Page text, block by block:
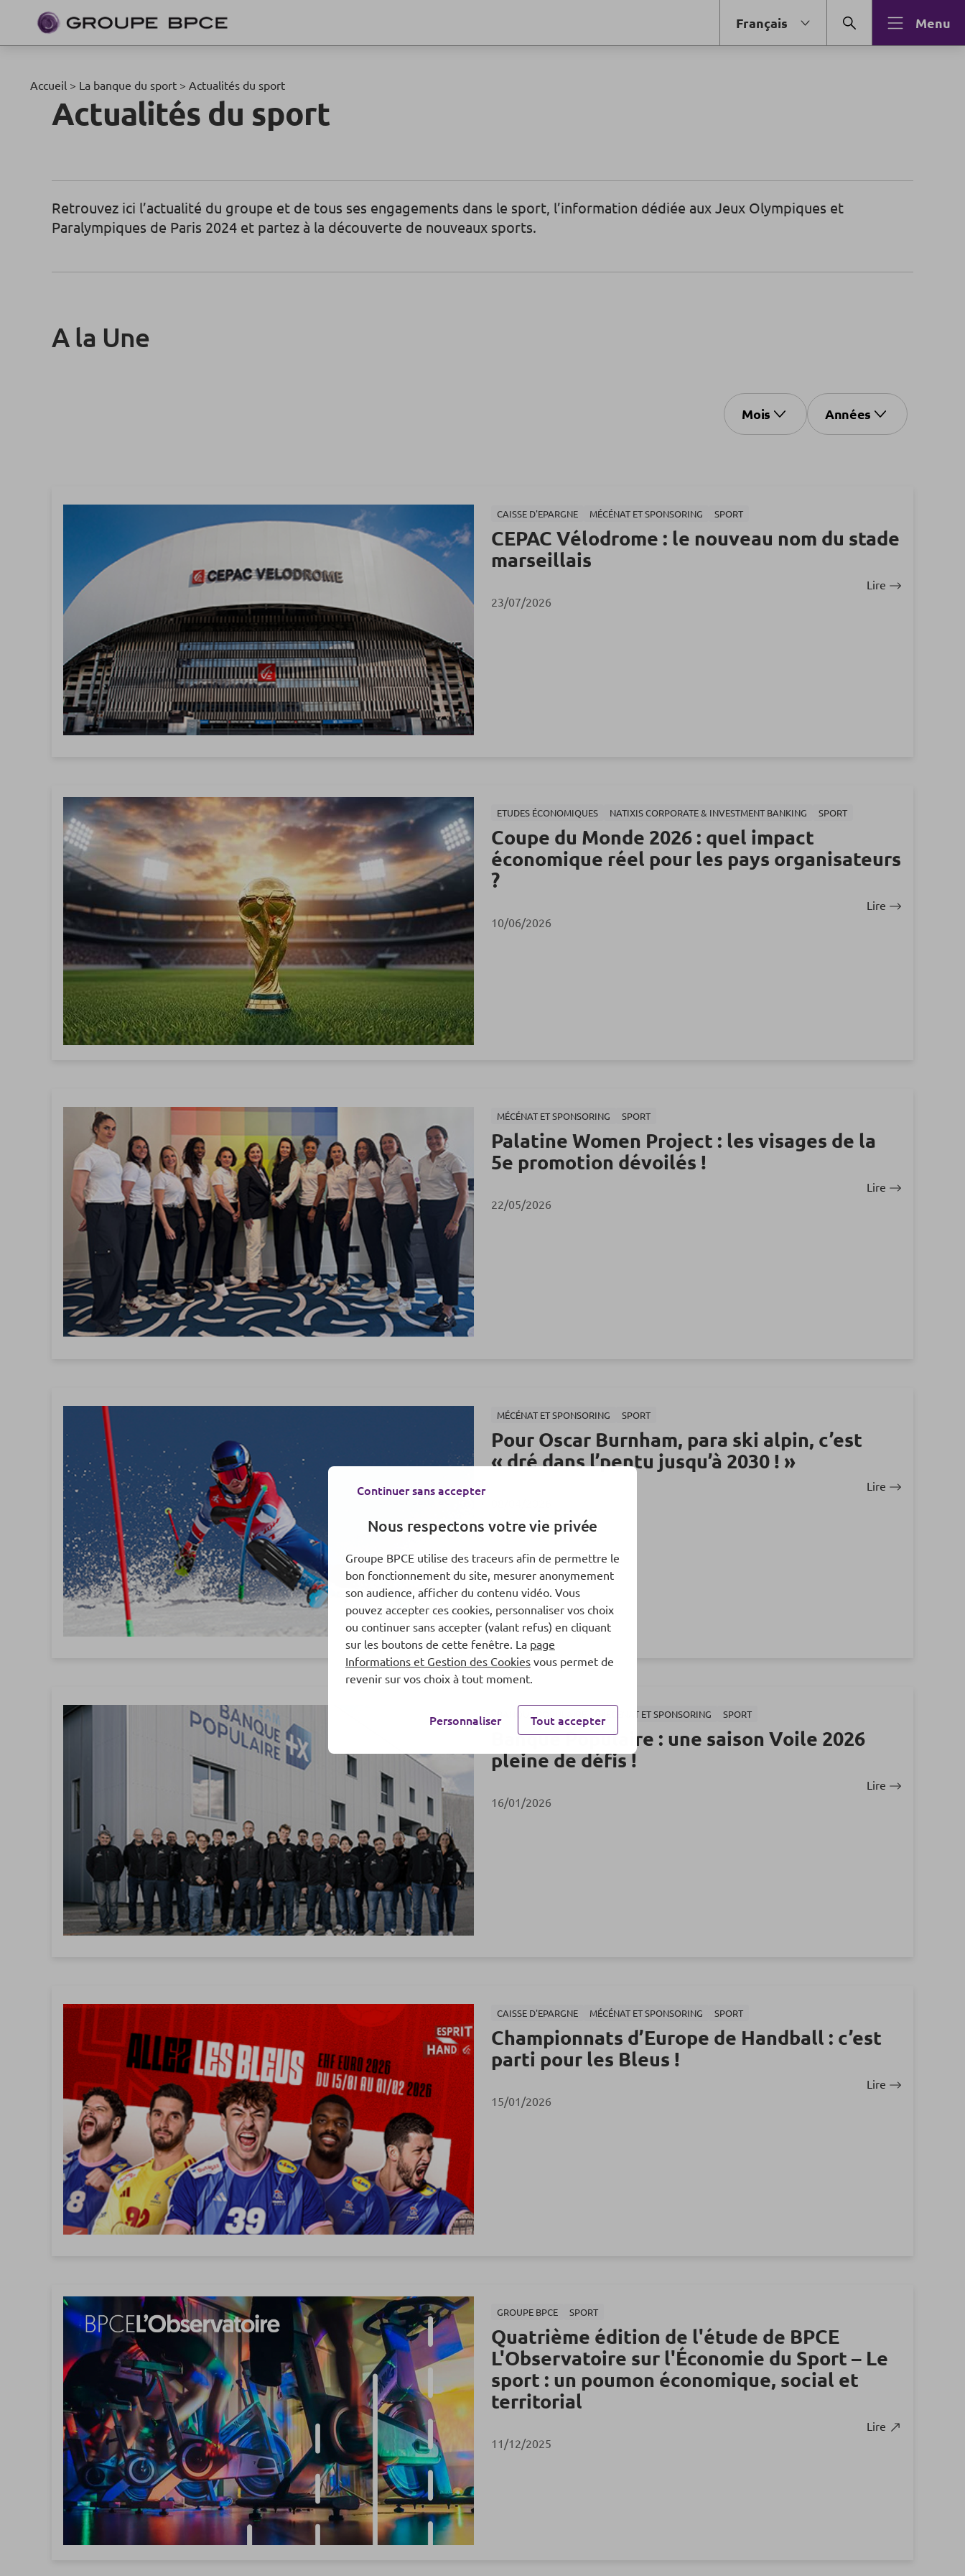
Français Menu
Accueil > La banque du sport > Actualités du sport
Actualités du sport
Retrouvez ici l’actualité du groupe et de tous ses engagements dans le sport, l’information dédiée aux Jeux Olympiques et
Paralympiques de Paris 2024 et partez à la découverte de nouveaux sports.
A la Une
Mois Années
CAISSE D'EPARGNE MÉCÉNAT ET SPONSORING SPORT
CEPAC Vélodrome : le nouveau nom du stade
marseillais
23/07/2026
Lire
ETUDES ÉCONOMIQUES NATIXIS CORPORATE & INVESTMENT BANKING SPORT
Coupe du Monde 2026 : quel impact
économique réel pour les pays organisateurs
?
10/06/2026
Lire
MÉCÉNAT ET SPONSORING SPORT
Palatine Women Project : les visages de la
5e promotion dévoilés !
22/05/2026
Lire
MÉCÉNAT ET SPONSORING SPORT
Pour Oscar Burnham, para ski alpin, c’est
« dré dans l’pentu jusqu’à 2030 ! »
Lire
MÉCÉNAT ET SPONSORING SPORT
Banque Populaire : une saison Voile 2026
pleine de défis !
16/01/2026
Lire
CAISSE D'EPARGNE MÉCÉNAT ET SPONSORING SPORT
Championnats d’Europe de Handball : c’est
parti pour les Bleus !
15/01/2026
Lire
GROUPE BPCE SPORT
Quatrième édition de l'étude de BPCE
L'Observatoire sur l'Économie du Sport – Le
sport : un poumon économique, social et
territorial
11/12/2025
Lire
Continuer sans accepter
Nous respectons votre vie privée
Groupe BPCE utilise des traceurs afin de permettre le
bon fonctionnement du site, mesurer anonymement
son audience, afficher du contenu vidéo. Vous
pouvez accepter ces cookies, personnaliser vos choix
ou continuer sans accepter (valant refus) en cliquant
sur les boutons de cette fenêtre. La page
Informations et Gestion des Cookies vous permet de
revenir sur vos choix à tout moment.
Personnaliser Tout accepter